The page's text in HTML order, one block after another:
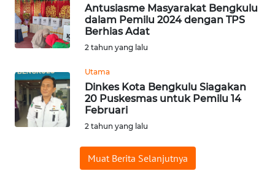
Antusiasme Masyarakat Bengkulu
dalam Pemilu 2024 dengan TPS
Berhias Adat
2 tahun yang lalu
Utama
Dinkes Kota Bengkulu Siagakan
20 Puskesmas untuk Pemilu 14
Februari
2 tahun yang lalu
Muat Berita Selanjutnya
SERIBU
WN
WN
BINJAI